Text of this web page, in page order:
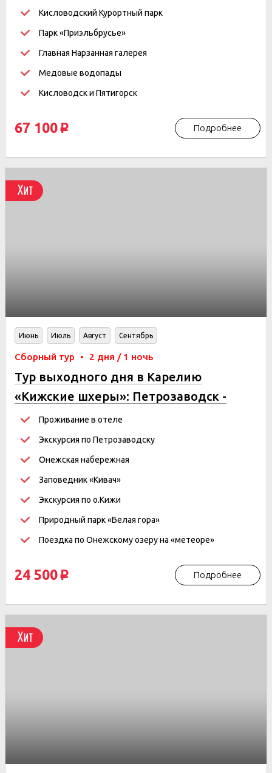
Кисловодский Курортный парк
Парк «Приэльбрусье»
Главная Нарзанная галерея
Медовые водопады
Кисловодск и Пятигорск
67 100 p Подробнее
Хит
Июнь Июль Август Сентябрь
Сборный тур • 2 дня / 1 ночь
Тур выходного дня в Карелию
«Кижские шхеры»: Петрозаводск -
КижиПроживание в отеле
Экскурсия по Петрозаводску
Онежская набережная
Заповедник «Кивач»
Экскурсия по о.Кижи
Природный парк «Белая гора»
Поездка по Онежскому озеру на «метеоре»
24 500 p Подробнее
Хит